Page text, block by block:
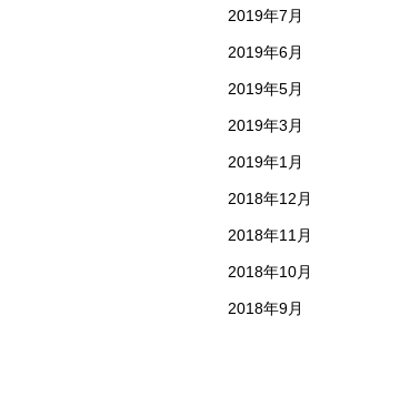
2019年7月
2019年6月
2019年5月
2019年3月
2019年1月
2018年12月
2018年11月
2018年10月
2018年9月